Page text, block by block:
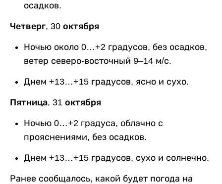
осадков.
Четверг, 30 октября
Ночью около 0…+2 градусов, без осадков,
ветер северо-восточный 9–14 м/с.
Днем +13…+15 градусов, ясно и сухо.
Пятница, 31 октября
Ночью 0…+2 градуса, облачно с
прояснениями, без осадков.
Днем +13…+15 градусов, сухо и солнечно.
Ранее сообщалось, какой будет погода на